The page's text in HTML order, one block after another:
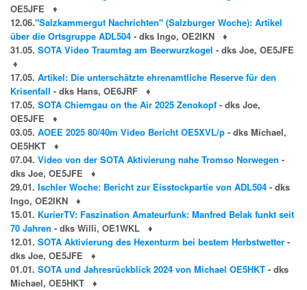
OE5JFE
♦
12.06."Salzkammergut Nachrichten" (Salzburger Woche): Artikel
über die Ortsgruppe ADL504 - dks Ingo, OE2IKN
♦
31.05. SOTA Video Traumtag am Beerwurzkogel - dks Joe, OE5JFE
♦
17.05. Artikel: Die unterschätzte ehrenamtliche Reserve für den
Krisenfall - dks Hans, OE6JRF
♦
17.05. SOTA Chiemgau on the Air 2025 Zenokopf - dks Joe,
OE5JFE
♦
03.05. AOEE 2025 80/40m Video Bericht OE5XVL/p - dks Michael,
OE5HKT
♦
07.04. Video von der SOTA Aktivierung nahe Tromso Norwegen -
dks Joe, OE5JFE
♦
29.01. Ischler Woche: Bericht zur Eisstockpartie von ADL504 - dks
Ingo, OE2IKN
♦
15.01. KurierTV: Faszination Amateurfunk: Manfred Belak funkt seit
70 Jahren - dks Willi, OE1WKL
♦
12.01. SOTA Aktivierung des Hexenturm bei bestem Herbstwetter -
dks Joe, OE5JFE
♦
01.01. SOTA und Jahresrückblick 2024 von Michael OE5HKT - dks
Michael, OE5HKT
♦